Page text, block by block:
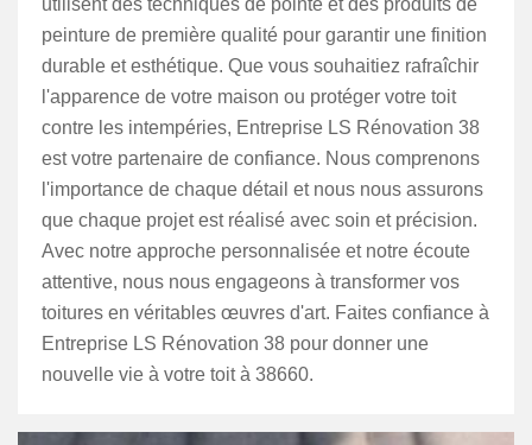
utilisent des techniques de pointe et des produits de
peinture de première qualité pour garantir une finition
durable et esthétique. Que vous souhaitiez rafraîchir
l'apparence de votre maison ou protéger votre toit
contre les intempéries, Entreprise LS Rénovation 38
est votre partenaire de confiance. Nous comprenons
l'importance de chaque détail et nous nous assurons
que chaque projet est réalisé avec soin et précision.
Avec notre approche personnalisée et notre écoute
attentive, nous nous engageons à transformer vos
toitures en véritables œuvres d'art. Faites confiance à
Entreprise LS Rénovation 38 pour donner une
nouvelle vie à votre toit à 38660.